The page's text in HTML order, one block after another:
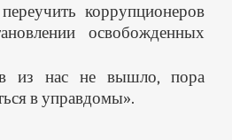
коррупционеров
освобожденных
из нас не вышло, пора
в управдомы».